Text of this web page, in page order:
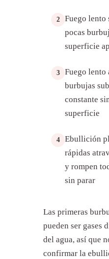
¿A qué temperatura hierve el
¿Por qué la altitud cambia la
¿Cuál es la diferencia entre hervir
¿Cómo saber si el agua ya está
¿Cuándo conviene hervir a
Consejos para controlar la
2
Fuego lento
pocas
superficie
3
Fuego lento
burbujas
constante
superficie
4
Ebullición
rápidas
y rompen
sin parar
Las primeras
pueden ser gases
del agua, así que
confirmar la